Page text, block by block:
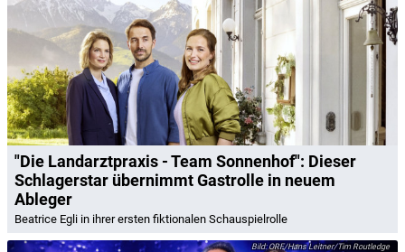
"Die Landarztpraxis - Team Sonnenhof": Dieser
Schlagerstar übernimmt Gastrolle in neuem
Ableger
Beatrice Egli in ihrer ersten fiktionalen Schauspielrolle
ORF/Hans Leitner/Tim Routledge